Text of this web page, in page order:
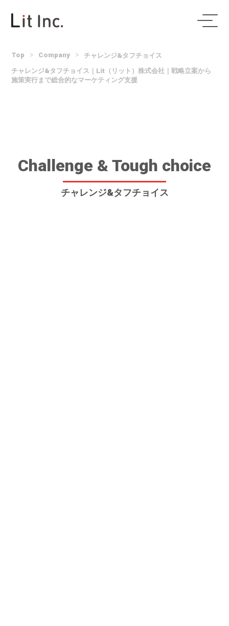
Top > Company > チャレンジ&タフチョイス
チャレンジ&タフチョイス｜Lit（リット）株式会社｜戦略立案から
施策実行まで総合的なマーケティング支援
Challenge & Tough choice
チャレンジ&タフチョイス